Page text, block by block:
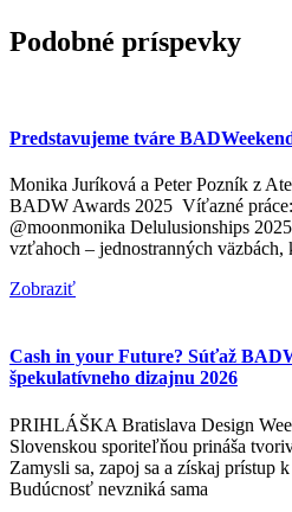
Podobné príspevky
Predstavujeme tváre
Monika Juríková a Peter Pozník z
BADW Awards 2025 Víťazné
@moonmonika Delulusionships
vzťahoch – jednostranných väzbách,
Zobraziť
Cash in your Future? Súťaž
špekulatívneho dizajnu 2026
PRIHLÁŠKA Bratislava Design
Slovenskou sporiteľňou prináša
Zamysli sa, zapoj sa a získaj prístup
Budúcnosť nevzniká sama